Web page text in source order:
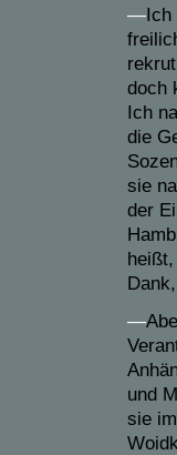
—Ich
doch
Ich
die
sie
der
—
und
sie